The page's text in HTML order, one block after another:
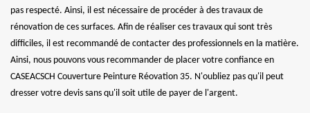
pas respecté. Ainsi, il est nécessaire de procéder à des travaux de
rénovation de ces surfaces. Afin de réaliser ces travaux qui sont très
difficiles, il est recommandé de contacter des professionnels en la matière.
Ainsi, nous pouvons vous recommander de placer votre confiance en
CASEACSCH Couverture Peinture Réovation 35. N'oubliez pas qu'il peut
dresser votre devis sans qu'il soit utile de payer de l'argent.